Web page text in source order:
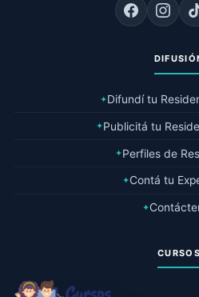
✦Difundí tu
✦Publicitá tu
✦Perfiles de
✦Contá tu
✦
CURSOS